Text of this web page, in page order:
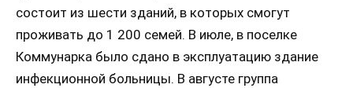
состоит из шести зданий, в которых смогут
проживать до 1 200 семей. В июле, в поселке
Коммунарка было сдано в эксплуатацию здание
инфекционной больницы. В августе группа